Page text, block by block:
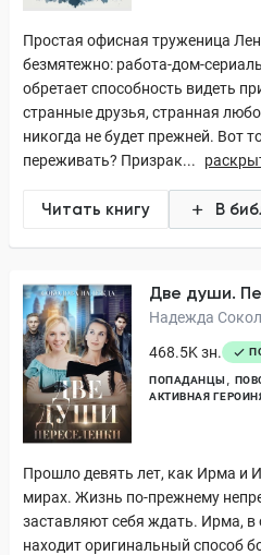
Простая офисная труженица
безмятежно: работа-дом-
обретает способность видеть
странные друзья, странная
никогда не будет прежней. Вот
переживать? Призрак...
Читать книгу В
Две души.
Надежда
468.5K зн.
ПОПАДАНЦЫ
АКТИВНАЯ
Прошло девять лет, как Ирма и
мирах. Жизнь по-прежнему
заставляют себя ждать. Ирма, в
находит оригинальный способ